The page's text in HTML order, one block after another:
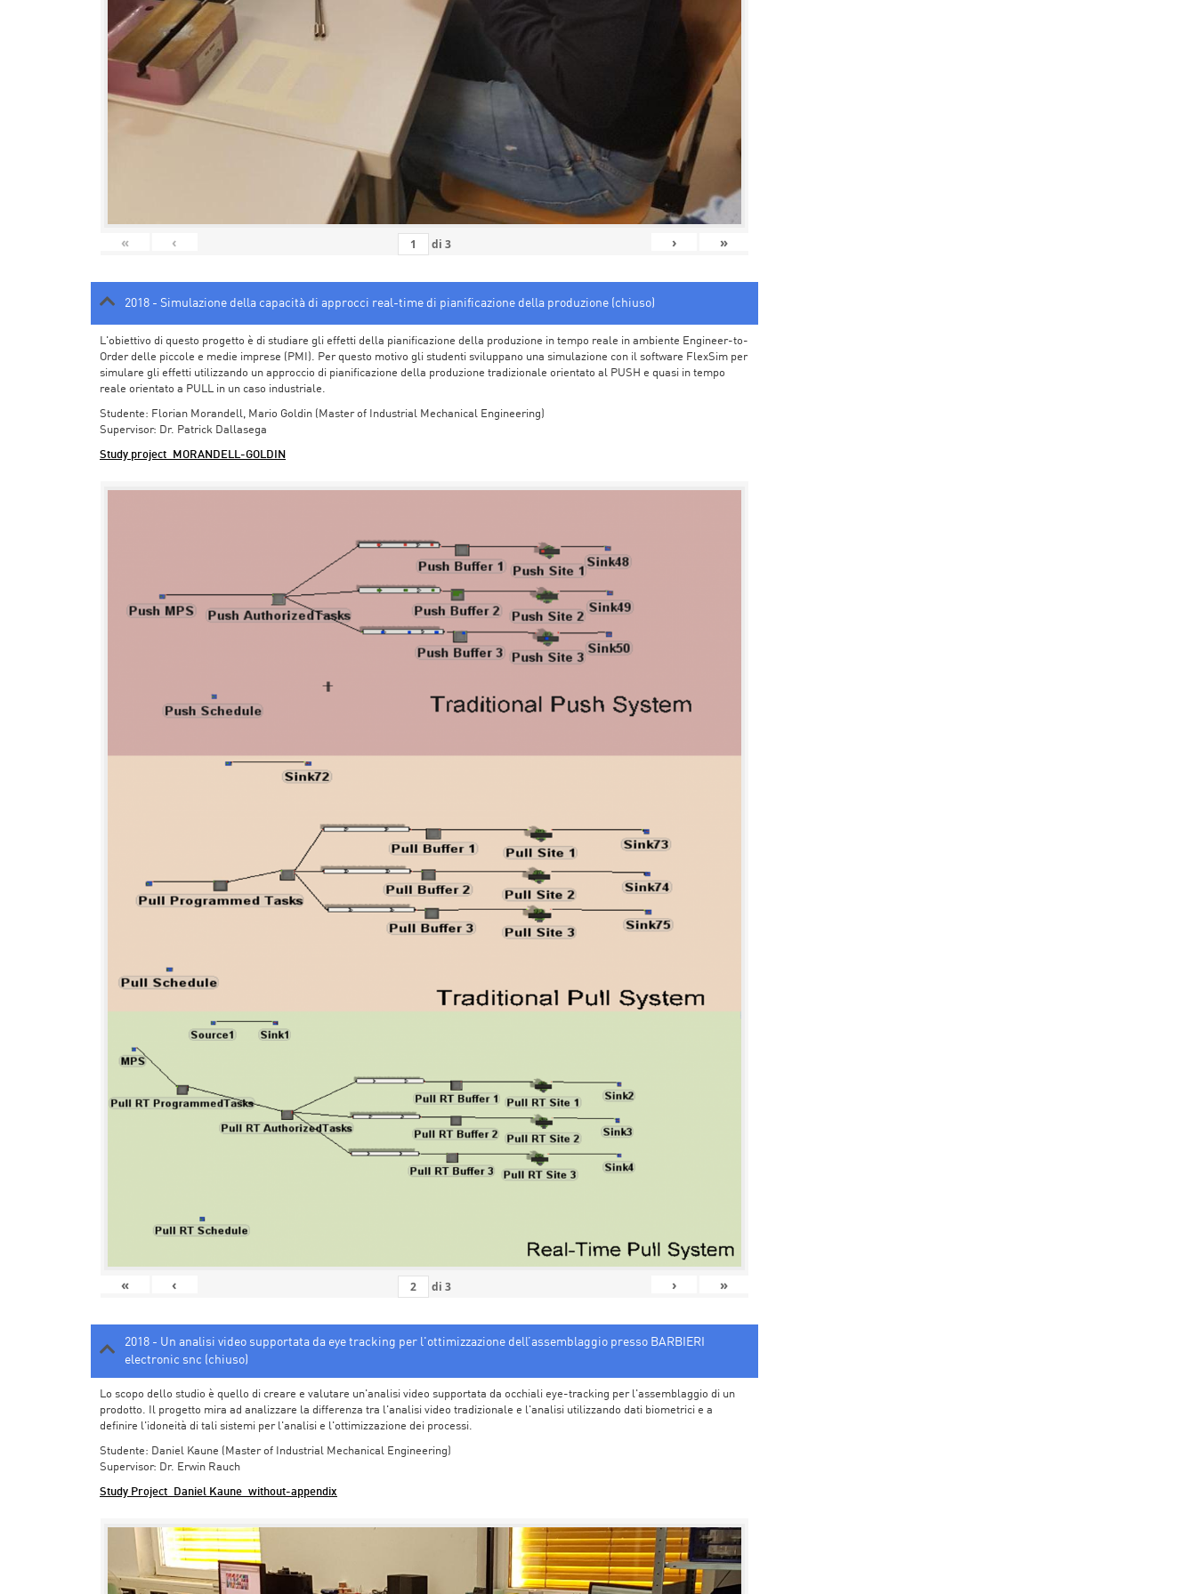
« ‹ di 3 › »
2018 - Simulazione della capacità di approcci real-time di pianificazione della produzione (chiuso)
L'obiettivo di questo progetto è di studiare gli effetti della pianificazione della produzione in tempo reale in ambiente Engineer-to-
Order delle piccole e medie imprese (PMI). Per questo motivo gli studenti sviluppano una simulazione con il software FlexSim per
simulare gli effetti utilizzando un approccio di pianificazione della produzione tradizionale orientato al PUSH e quasi in tempo
reale orientato a PULL in un caso industriale.
Studente: Florian Morandell, Mario Goldin (Master of Industrial Mechanical Engineering)
Supervisor: Dr. Patrick Dallasega
Study project_MORANDELL-GOLDIN
« ‹ di 3 › »
2018 - Un analisi video supportata da eye tracking per l'ottimizzazione dell’assemblaggio presso BARBIERI
electronic snc (chiuso)
Lo scopo dello studio è quello di creare e valutare un'analisi video supportata da occhiali eye-tracking per l'assemblaggio di un
prodotto. Il progetto mira ad analizzare la differenza tra l'analisi video tradizionale e l'analisi utilizzando dati biometrici e a
definire l'idoneità di tali sistemi per l'analisi e l'ottimizzazione dei processi.
Studente: Daniel Kaune (Master of Industrial Mechanical Engineering)
Supervisor: Dr. Erwin Rauch
Study Project_Daniel Kaune_without-appendix